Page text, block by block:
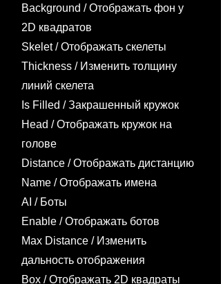
Background / Отображать фон у
2D квадратов
Skelet / Отображать скелеты
Thickness / Изменить толщину
линий скелета
Is Filled / Закрашенный кружок
Head / Отображать кружок на
голове
Distance / Отображать дистанцию
Name / Отображать имена
AI / Боты​
Enable / Отображать ботов
Max Distance / Изменить
дальность отображения
Box / Отображать 2D квадраты